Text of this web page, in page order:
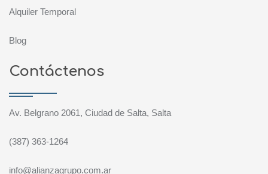
Alquiler Temporal
Blog
Contáctenos
Av. Belgrano 2061, Ciudad de Salta, Salta
(387) 363-1264
info@alianzagrupo.com.ar